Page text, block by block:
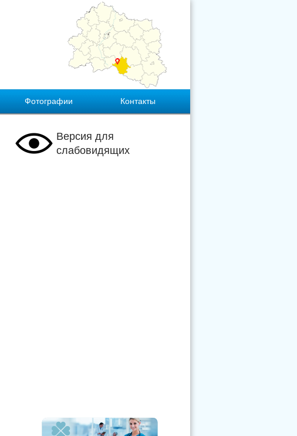
Фотографии Контакты
Версия для
слабовидящих